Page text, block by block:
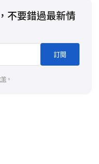
兩彈販售，第一彈將
典單品重新用充滿趣
獨特的「獠牙迷
計等創新元素，提供
及由高橋先生親自繪
不要錯過最新情
訂閱
。